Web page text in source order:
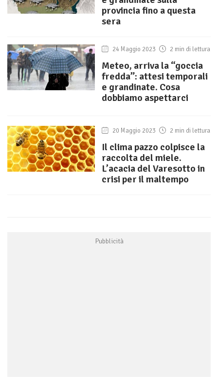
provincia fino a questa
sera
24 Maggio 2023 2 min di lettura
Meteo, arriva la “goccia
fredda”: attesi temporali
e grandinate. Cosa
dobbiamo aspettarci
20 Maggio 2023 2 min di lettura
Il clima pazzo colpisce la
raccolta del miele.
L’acacia del Varesotto in
crisi per il maltempo